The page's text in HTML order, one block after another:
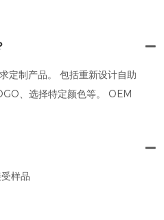
定制产品。 包括重新设计自助
、选择特定颜色等。 OEM
样品